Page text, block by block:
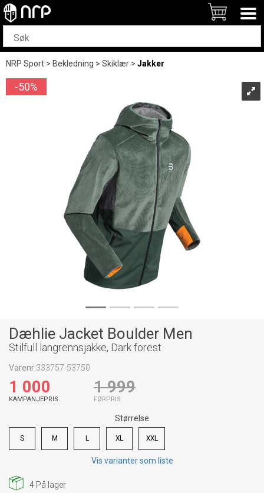
NRP Sport>Bekledning>Skiklær>Jakker
50%
Dæhlie Jacket Boulder Men
Stilfull langrennsjakke, Dark forest
Varenr:333757-53750
1 000
KAMPANJEPRIS
1 999
FØRPRIS
Størrelse
S M L XL XXL
Vis varianter som liste
4 På lager